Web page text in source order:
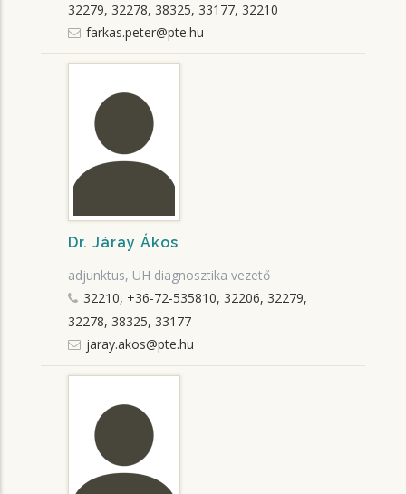
32279, 32278, 38325, 33177, 32210
farkas.peter@pte.hu
Dr. Járay Ákos
adjunktus, UH diagnosztika vezető
32210, +36-72-535810, 32206, 32279,
32278, 38325, 33177
jaray.akos@pte.hu